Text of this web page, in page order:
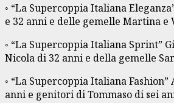
◦ “La Supercoppia Italiana
e 32 anni e delle gemelle Martina e
◦ “La Supercoppia Italiana Sprint”
Nicola di 32 anni e della gemelle
◦ “La Supercoppia Italiana
anni e genitori di Tommaso di sei